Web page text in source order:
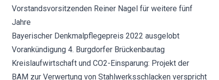
Vorstandsvorsitzenden Reiner Nagel für weitere fünf
Jahre
Bayerischer Denkmalpflegepreis 2022 ausgelobt
Vorankündigung 4. Burgdorfer Brückenbautag
Kreislaufwirtschaft und CO2-Einsparung: Projekt der
BAM zur Verwertung von Stahlwerksschlacken verspricht